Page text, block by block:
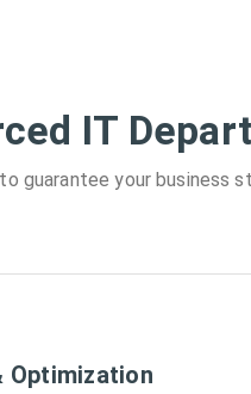
IT
guarantee your business
Optimization